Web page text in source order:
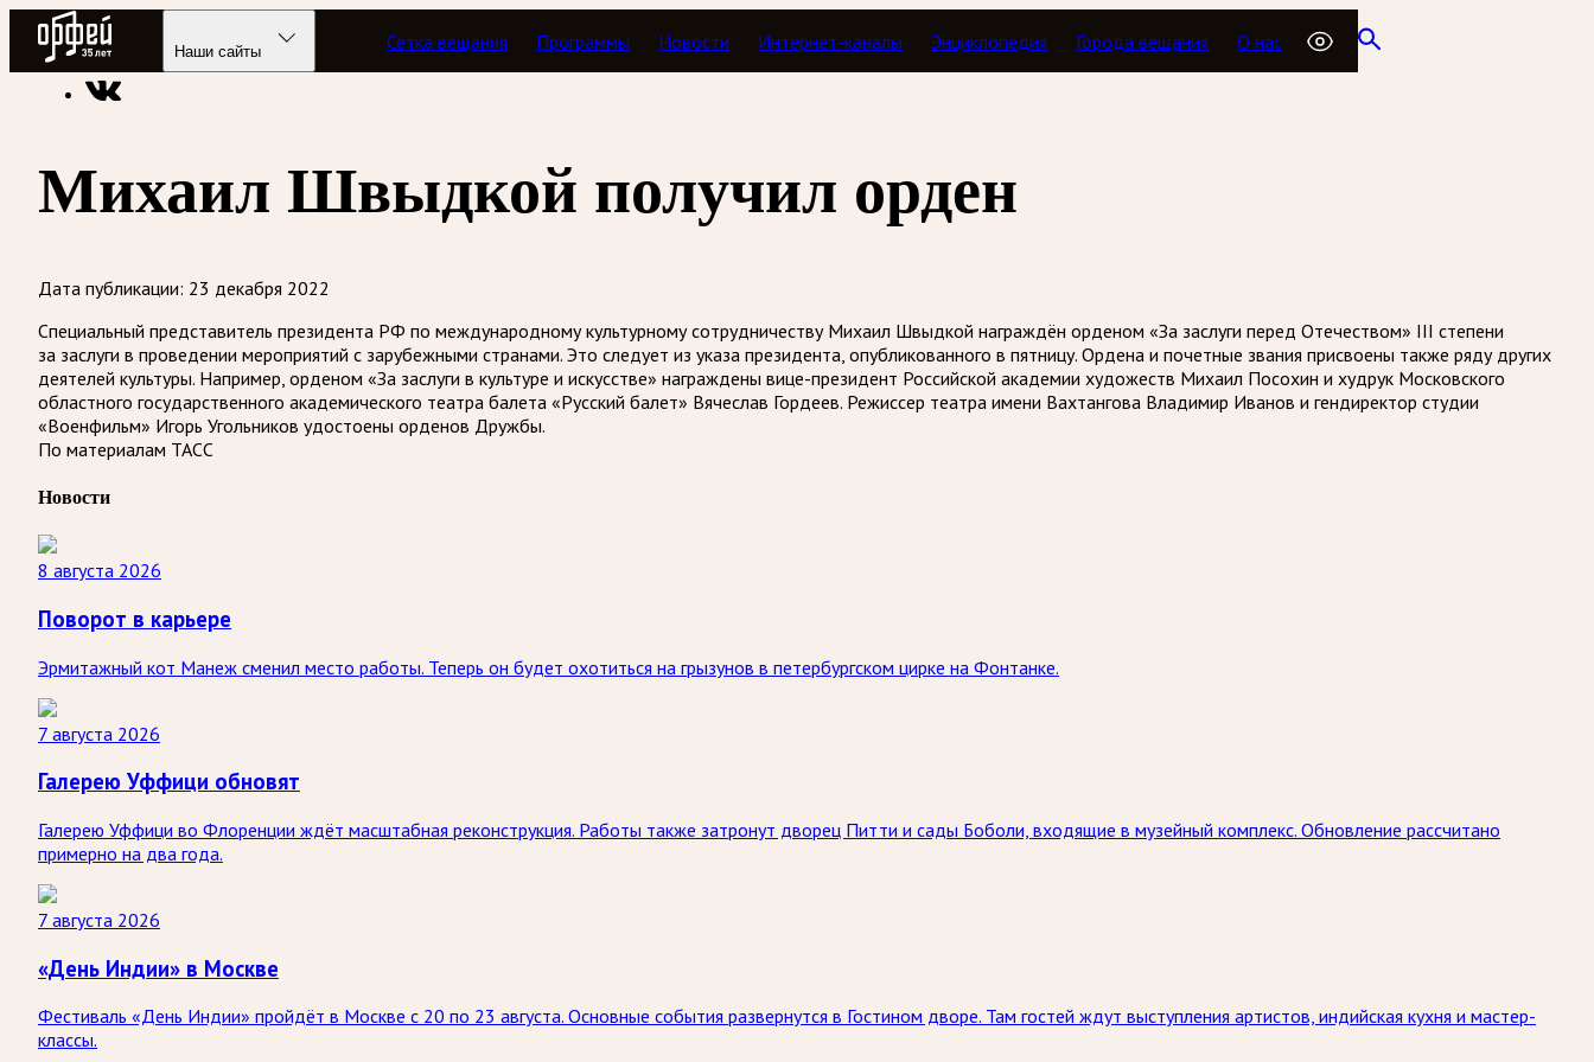
Радио Орфей
Наши сайты Сетка вещания Программы Новости Интернет-каналы Энциклопедия Города вещания О нас
Радио классической музыки «Орфей» Новости
Михаил Швыдкой получил орден
Дата публикации: 23 декабря 2022
Специальный представитель президента РФ по международному культурному сотрудничеству Михаил Швыдкой награждён орденом «За заслуги перед Отечеством» III степени
за заслуги в проведении мероприятий с зарубежными странами. Это следует из указа президента, опубликованного в пятницу. Ордена и почетные звания присвоены также ряду других
деятелей культуры. Например, орденом «За заслуги в культуре и искусстве» награждены вице-президент Российской академии художеств Михаил Посохин и худрук Московского
областного государственного академического театра балета «Русский балет» Вячеслав Гордеев. Режиссер театра имени Вахтангова Владимир Иванов и гендиректор студии
«Военфильм» Игорь Угольников удостоены орденов Дружбы.
По материалам ТАСС
Новости
8 августа 2026
Поворот в карьере
Эрмитажный кот Манеж сменил место работы. Теперь он будет охотиться на грызунов в петербургском цирке на Фонтанке.
7 августа 2026
Галерею Уффици обновят
Галерею Уффици во Флоренции ждёт масштабная реконструкция. Работы также затронут дворец Питти и сады Боболи, входящие в музейный комплекс. Обновление рассчитано
примерно на два года.
7 августа 2026
«День Индии» в Москве
Фестиваль «День Индии» пройдёт в Москве с 20 по 23 августа. Основные события развернутся в Гостином дворе. Там гостей ждут выступления артистов, индийская кухня и мастер-
классы.